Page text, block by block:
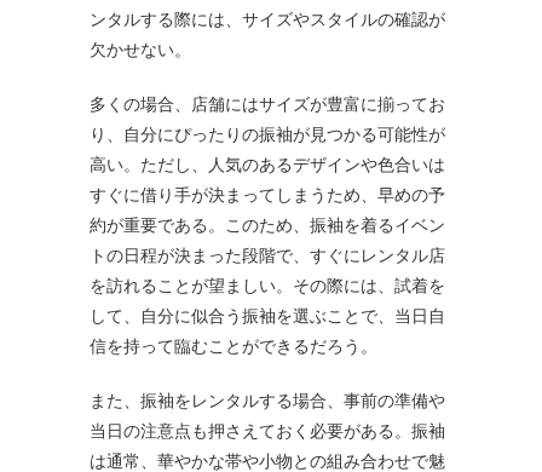
ンタルする際には、サイズやスタイルの確認が
欠かせない。
多くの場合、店舗にはサイズが豊富に揃ってお
り、自分にぴったりの振袖が見つかる可能性が
高い。ただし、人気のあるデザインや色合いは
すぐに借り手が決まってしまうため、早めの予
約が重要である。このため、振袖を着るイベン
トの日程が決まった段階で、すぐにレンタル店
を訪れることが望ましい。その際には、試着を
して、自分に似合う振袖を選ぶことで、当日自
信を持って臨むことができるだろう。
また、振袖をレンタルする場合、事前の準備や
当日の注意点も押さえておく必要がある。振袖
は通常、華やかな帯や小物との組み合わせで魅